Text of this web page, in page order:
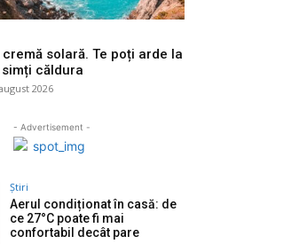
solară. Te poți arde la
căldura
2026
- Advertisement -
Știri
Aerul condiționat în casă: de
ce 27°C poate fi mai
confortabil decât pare